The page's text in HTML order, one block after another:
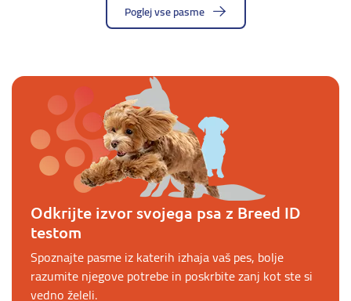
Poglej vse pasme
Odkrijte izvor svojega psa z Breed ID
testom
Spoznajte pasme iz katerih izhaja vaš pes, bolje
razumite njegove potrebe in poskrbite zanj kot ste si
vedno želeli.